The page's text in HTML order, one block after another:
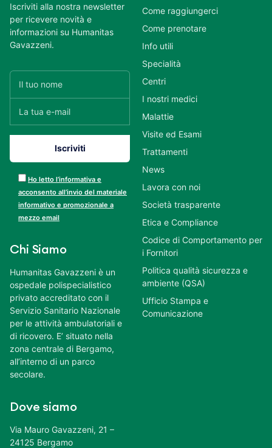
Iscriviti alla nostra newsletter
per ricevere novità e
informazioni su Humanitas
Gavazzeni.
Ho letto l’informativa e
acconsento all’invio del materiale
informativo e promozionale a
mezzo email
Chi Siamo
Humanitas Gavazzeni è un
ospedale polispecialistico
privato accreditato con il
Servizio Sanitario Nazionale
per le attività ambulatoriali e
di ricovero. E’ situato nella
zona centrale di Bergamo,
all’interno di un parco
secolare.
Dove siamo
Via Mauro Gavazzeni, 21 –
24125 Bergamo
Come raggiungerci
Come prenotare
Info utili
Specialità
Centri
I nostri medici
Malattie
Visite ed Esami
Trattamenti
News
Lavora con noi
Società trasparente
Etica e Compliance
Codice di Comportamento per
i Fornitori
Politica qualità sicurezza e
ambiente (QSA)
Ufficio Stampa e
Comunicazione